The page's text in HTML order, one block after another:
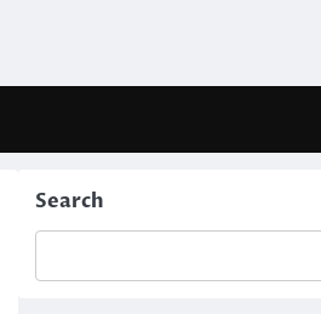
Search